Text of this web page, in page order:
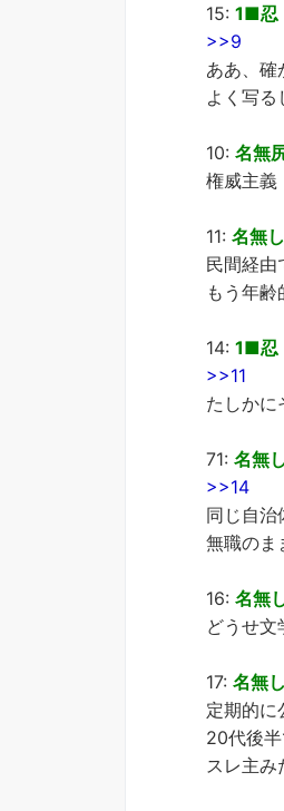
15: 1■忍
>>9
ああ、確
よく写る
10: 名無
権威主義
11: 名無
民間経由
もう年齢
14: 1■忍
>>11
たしかに
71: 名無
>>14
同じ自治
無職のま
16: 名無
どうせ
17: 名無
定期的に
20代後
スレ主み